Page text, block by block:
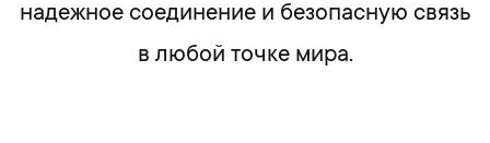
надежное соединение и безопасную связь
в любой точке мира.